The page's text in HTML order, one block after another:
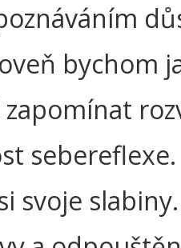
bychom
sebereflexe.
svoje